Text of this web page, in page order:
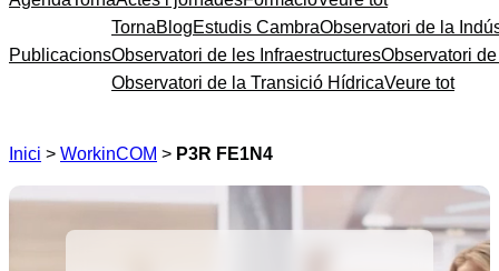
Publicacions
TornaBlogEstudis CambraObservatori de la
Observatori de les InfraestructuresObservatori
Observatori de la Transició HídricaVeure tot
Inici > WorkinCOM > P3R FE1N4